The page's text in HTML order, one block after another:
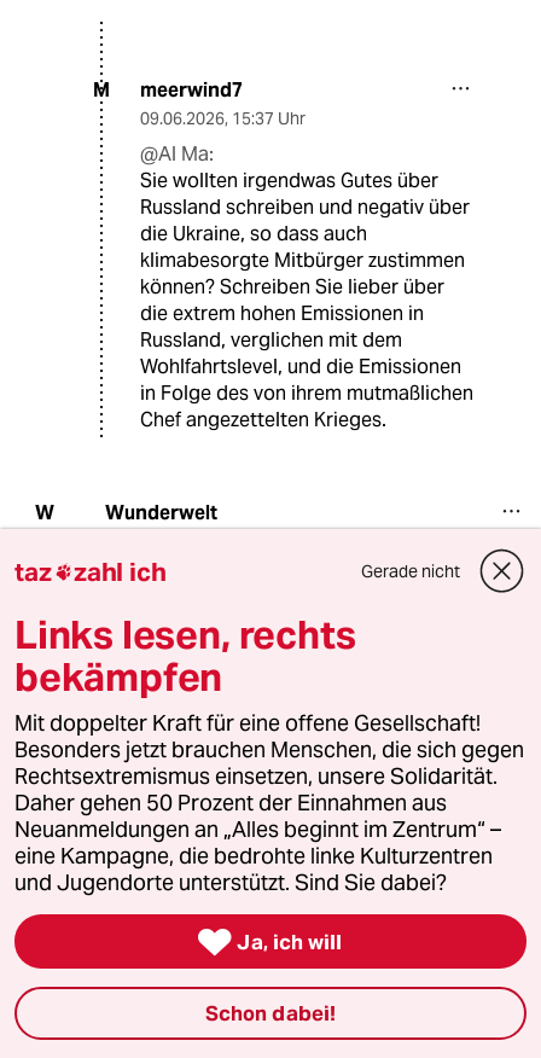
M meerwind7
09.06.2026, 15:37 Uhr
@Al Ma:
Sie wollten irgendwas Gutes über
Russland schreiben und negativ über
die Ukraine, so dass auch
klimabesorgte Mitbürger zustimmen
können? Schreiben Sie lieber über
die extrem hohen Emissionen in
Russland, verglichen mit dem
Wohlfahrtslevel, und die Emissionen
in Folge des von ihrem mutmaßlichen
Chef angezettelten Krieges.
W Wunderwelt
Funfact.
Es gibt aktuell nur eine wirklich sinnvolle
Nutzungsform von CO2 Abspeicherung.
Nämlich den Verursachern..also z.B. auch den
Nutzern von Verbrenner-Autos oder
Gasheizungen, die Kosten des CO2 Bindings
direkt in Rechnung zu stellen. Sprich in Form
(dann sehr deutlich) erhöhter Benzin oder
Gaspreise.
Das hätte dann wirklich einen direkten und sehr
sinnvollen Impact bei der
Bewusstseinsbildung.
taz zahl ich Gerade nicht
Links lesen, rechts
bekämpfen
Mit doppelter Kraft für eine offene Gesellschaft!
Besonders jetzt brauchen Menschen, die sich gegen
Rechtsextremismus einsetzen, unsere Solidarität.
Daher gehen 50 Prozent der Einnahmen aus
Neuanmeldungen an „Alles beginnt im Zentrum“ –
eine Kampagne, die bedrohte linke Kulturzentren
und Jugendorte unterstützt. Sind Sie dabei?
 Ja, ich will
Schon dabei!